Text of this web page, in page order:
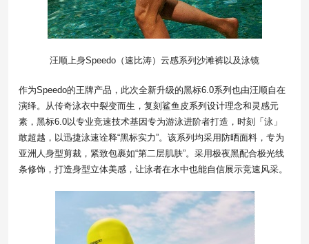
汪顺上身Speedo（速比涛）云感系列沙滩裤以及泳镜
作为Speedo的王牌产品，此次全新升级的黑标6.0系列也由汪顺自在
演绎​​。从传奇泳衣中裂变而生，复刻鲨鱼皮系列设计理念和灵感元
素，黑标6.0以专业竞速技术基因专为游泳进阶者打造，时刻「泳」
敢超越，以迅捷泳速诠释“黑标实力”。该系列均采用防晒面料，专为
亚洲人身型剪裁，紧致包裹如“第二层肌肤”。采用极夜黑配合极光线
条修饰，打造身型立体美感，让泳者在水中也能自信展示竞速风采。